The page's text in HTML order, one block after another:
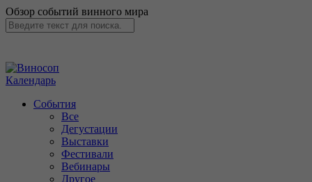
Обзор событий винного мира
Календарь
События
Все
Дегустации
Выставки
Фестивали
Вебинары
Другое